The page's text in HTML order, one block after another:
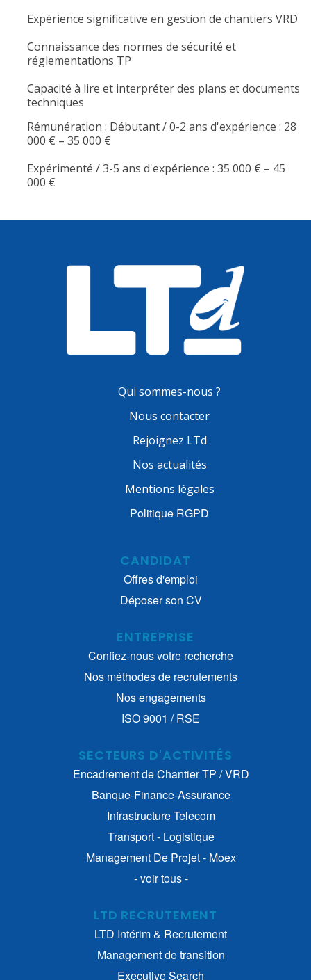
Expérience significative en gestion de chantiers VRD
Connaissance des normes de sécurité et
réglementations TP
Capacité à lire et interpréter des plans et documents
techniques
Rémunération : Débutant / 0-2 ans d'expérience : 28
000 € – 35 000 €
Expérimenté / 3-5 ans d'expérience : 35 000 € – 45
000 €
Qui sommes-nous ?
Nous contacter
Rejoignez LTd
Nos actualités
Mentions légales
Politique RGPD
CANDIDAT
Offres d'emploi
Déposer son CV
ENTREPRISE
Confiez-nous votre recherche
Nos méthodes de recrutements
Nos engagements
ISO 9001 / RSE
SECTEURS D'ACTIVITÉS
Encadrement de Chantier TP / VRD
Banque-Finance-Assurance
Infrastructure Telecom
Transport - Logistique
Management De Projet - Moex
- voir tous -
LTD RECRUTEMENT
LTD Intérim & Recrutement
Management de transition
Executive Search